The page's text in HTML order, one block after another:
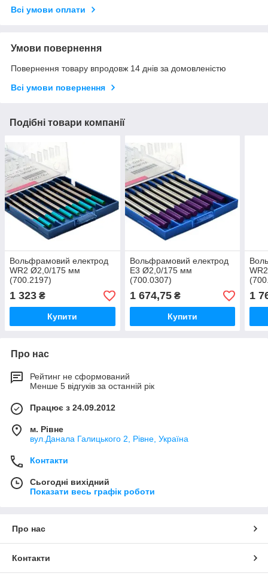
Всі умови оплати
Умови повернення
Повернення товару впродовж 14 днів за домовленістю
Всі умови повернення
Подібні товари компанії
Вольфрамовий електрод
WR2 Ø2,0/175 мм
(700.2197)
1 323 ₴
Купити
Вольфрамовий електрод
E3 Ø2,0/175 мм
(700.0307)
1 674,75₴
Купити
1
Про нас
Рейтинг не сформований
Менше 5 відгуків за останній рік
Працює з 24.09.2012
м. Рівне
вул.Данала Галицького 2, Рівне, Україна
Контакти
Сьогодні вихідний
Показати весь графік роботи
Про нас
Контакти